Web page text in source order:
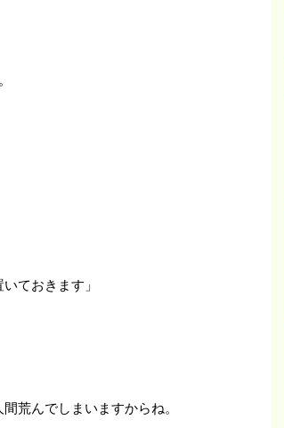
ておきます」
荒んでしまいますからね。